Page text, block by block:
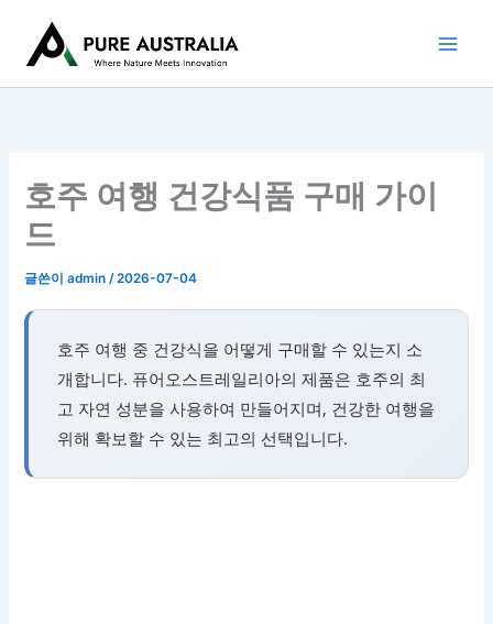
로
호주 여행 건강식품 구매 가이
드
글쓴이admin/2026-07-04
호주 여행 중 건강식을 어떻게 구매할 수 있는지 소
개합니다. 퓨어오스트레일리아의 제품은 호주의 최
고 자연 성분을 사용하여 만들어지며, 건강한 여행을
위해 확보할 수 있는 최고의 선택입니다.